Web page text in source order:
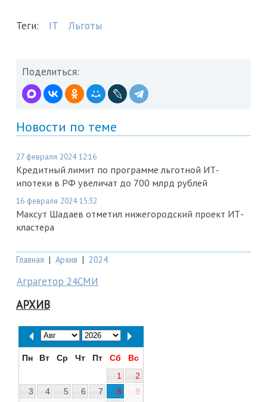
Теги: IT Льготы
Поделиться:
Новости по теме
27 февраля 2024 12:16
Кредитный лимит по программе льготной ИТ-
ипотеки в РФ увеличат до 700 млрд рублей
16 февраля 2024 15:32
Максут Шадаев отметил нижегородский проект ИТ-
кластера
Главная | Архив | 2024
Аграгетор 24СМИ
АРХИВ
Пн Вт Ср Чт Пт Сб
Вс
1
2
3
4 5 6 7 8
9